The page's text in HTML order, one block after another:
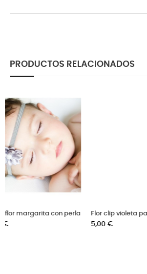
PRODUCTOS RELACIONADOS
Flor clip violeta para bebe